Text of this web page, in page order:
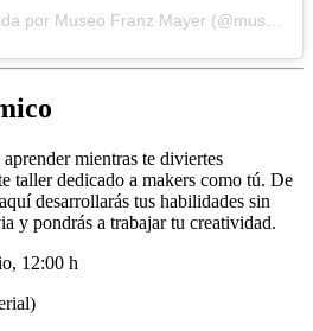
mientras te diviertes
taller dedicado a makers como tú. De
desarrollarás tus habilidades sin
y pondrás a trabajar tu creatividad.
12:00 h